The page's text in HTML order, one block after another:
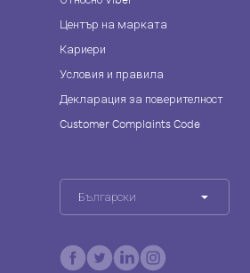
Център на марката
Кариери
Условия и правила
Декларация за поверителност
Customer Complaints Code
Български